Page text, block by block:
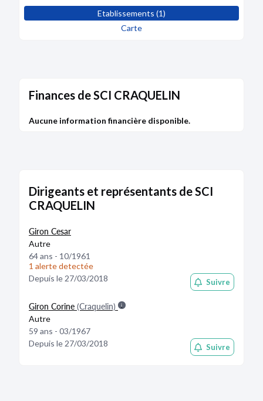
Etablissements (1)
Carte
Finances de SCI CRAQUELIN
Aucune information financière disponible.
Dirigeants et représentants de SCI
CRAQUELIN
Giron Cesar
Autre
64 ans - 10/1961
1 alerte detectée
Depuis le 27/03/2018
Suivre
Giron Corine (Craquelin)
Autre
59 ans - 03/1967
Depuis le 27/03/2018
Suivre